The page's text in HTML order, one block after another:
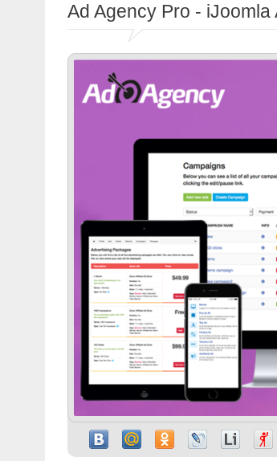
Ad Agency Pro - iJoomla